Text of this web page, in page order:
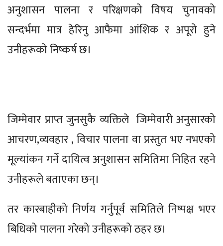
अनुशासन पालना र परिक्षणको विषय चुनावको
सन्दर्भमा मात्र हेरिनु आफैमा आंशिक र अपूरो हुने
उनीहरूको निष्कर्ष छ।
जिम्मेवार प्राप्त जुनसुकै व्यक्तिले जिम्मेवारी अनुसारको
आचरण,व्यवहार , विचार पालना वा प्रस्तुत भए नभएको
मूल्यांकन गर्ने दायित्व अनुशासन समितिमा निहित रहने
उनीहरूले बताएका छन्।
तर कारबाहीको निर्णय गर्नुपूर्व समितिले निष्पक्ष भएर
बिधिको पालना गरेको उनीहरूको ठहर छ।